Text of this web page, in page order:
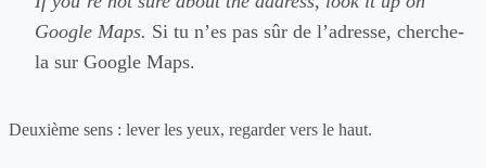
Google Maps. Si tu n’es pas sûr de l’adresse, cherche-
la sur Google Maps.
Deuxième sens : lever les yeux, regarder vers le haut.